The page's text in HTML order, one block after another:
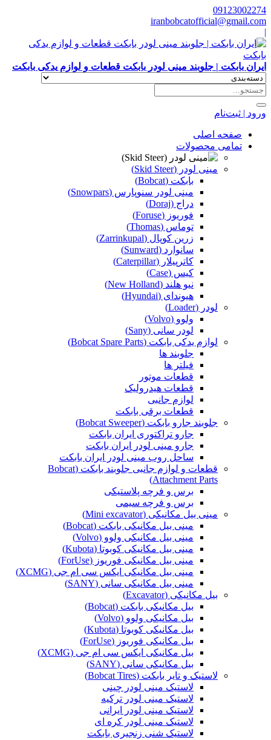
09123002274
iranbobcatofficial@gmail.com
|
ایران بابکت | جلوبند مینی لودر بابکت قطعات و لوازم یدکی بابکت
ورود | ثبت‌نام
صفحه اصلی
تمامی محصولات
مینی لودر (Skid Steer)
بابکت (Bobcat)
مینی لودر سنوپارس (Snowpars)
دراج (Doraj)
فوریوز (Foruse)
توماس (Thomas)
زرین کوپال (Zarrinkupal)
سانوارد (Sunward)
کاترپیلار (Caterpillar)
کیس (Case)
نیو هلند (New Holland)
هیوندای (Hyundai)
لودر (Loader)
ولوو (Volvo)
لودر سانی (Sany)
لوازم یدکی بابکت (Bobcat Spare Parts)
جلوبند ها
فیلتر ها
قطعات موتور
قطعات هیدرولیک
لوازم جانبی
قطعات برقی بابکت
جلوبند جارو بابکت (Bobcat Sweeper)
جارو تراکتوری ایران بابکت
جارو مینی لودر ایران بابکت
ساحل روب مینی لودر ایران بابکت
قطعات و لوازم جانبی جلوبند بابکت (Bobcat
Attachment Parts)
برس و فرچه پلاستیکی
برس و فرچه سیمی
مینی بیل مکانیکی (Mini excavator)
مینی بیل مکانیکی بابکت (Bobcat)
مینی بیل مکانیکی ولوو (Volvo)
مینی بیل مکانیکی کوبوتا (Kubota)
مینی بیل مکانیکی فوریوز (ForUse)
مینی بیل مکانیکی ایکس سی ام جی (XCMG)
مینی بیل مکانیکی سانی (SANY)
بیل مکانیکی (Excavator)
بیل مکانیکی بابکت (Bobcat)
بیل مکانیکی ولوو (Volvo)
بیل مکانیکی کوبوتا (Kubota)
بیل مکانیکی فوریوز (ForUse)
بیل مکانیکی ایکس سی ام جی (XCMG)
بیل مکانیکی سانی (SANY)
لاستیک و تایر بابکت (Bobcat Tires)
لاستیک مینی لودر چینی
لاستیک مینی لودر ترکیه
لاستیک مینی لودر ایرانی
لاستیک مینی لودر کره ای
لاستیک شنی زنجیری بابکت